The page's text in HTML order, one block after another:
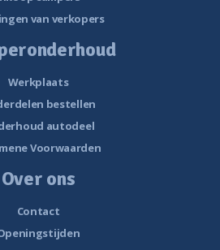
van verkopers
Werkplaats
bestellen
autodeel
Voorwaarden
Over ons
Contact